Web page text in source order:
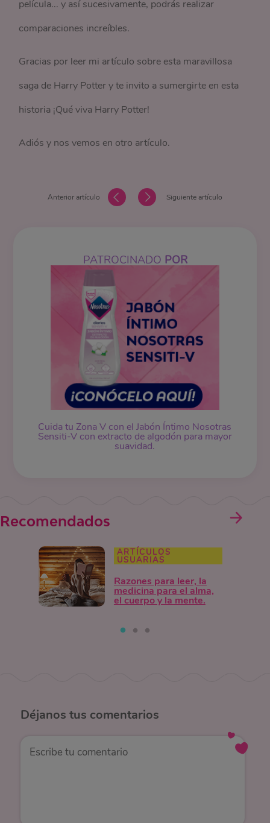
película... y así sucesivamente, podrás realizar
comparaciones increíbles.
Gracias por leer mi artículo sobre esta maravillosa
saga de Harry Potter y te invito a sumergirte en esta
historia ¡Qué viva Harry Potter!
Adiós y nos vemos en otro artículo.
Anterior artículo Siguiente artículo
PATROCINADO POR
Cuida tu Zona V con el Jabón Íntimo Nosotras
Sensiti-V con extracto de algodón para mayor
suavidad.
Recomendados
ARTÍCULOS
USUARIAS
Razones para leer, la
medicina para el alma,
el cuerpo y la mente.
Déjanos tus comentarios